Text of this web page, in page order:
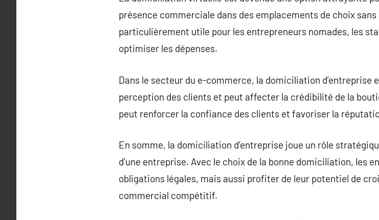
présence commerciale dans des emplacements de choix sans
particulièrement utile pour les entrepreneurs nomades, les
optimiser les dépenses.
Dans le secteur du e-commerce, la domiciliation
perception des clients et peut affecter la crédibilité de la
peut renforcer la confiance des clients et favoriser la
En somme, la domiciliation d’entreprise joue un rôle
d’une entreprise. Avec le choix de la bonne domiciliation, les
obligations légales, mais aussi profiter de leur potentiel de
commercial compétitif.